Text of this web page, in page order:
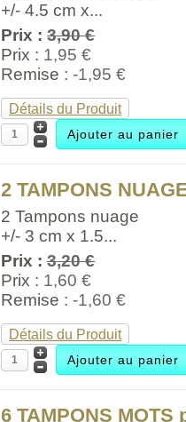
+/- 4.5 cm x...
Prix :3,90 €
Prix : 1,95 €
Remise :-1,95 €
Détails du Produit
2 TAMPONS
2 Tampons nuage
+/- 3 cm x 1.5...
Prix :3,20 €
Prix : 1,60 €
Remise :-1,60 €
Détails du Produit
6 TAMPONS MOTS